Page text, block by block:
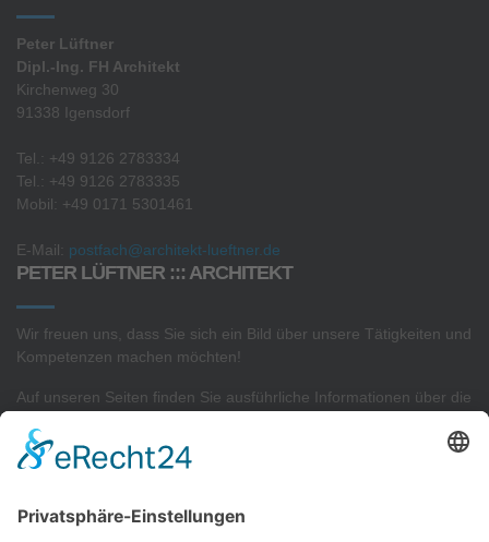
Peter Lüftner
Dipl.-Ing. FH Architekt
Kirchenweg 30
91338 Igensdorf
Tel.: +49 9126 2783334
Tel.: +49 9126 2783335
Mobil: +49 0171 5301461
E-Mail: postfach@architekt-lueftner.de
PETER LÜFTNER ::: ARCHITEKT
Wir freuen uns, dass Sie sich ein Bild über unsere Tätigkeiten und
Kompetenzen machen möchten!
Auf unseren Seiten finden Sie ausführliche Informationen über die
unsererSachverständigen- und Gutachtertätigkeit.
AKTUELLSTE PROJEKTE
Neubau von 2 Reihenhäusern